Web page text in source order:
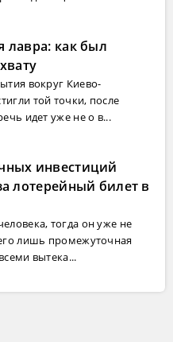
лавра: как был
вокруг Киево-
той точки, после
идет уже не о в...
инвестиций
лотерейный билет в
тогда он уже не
лишь промежуточная
вытека...